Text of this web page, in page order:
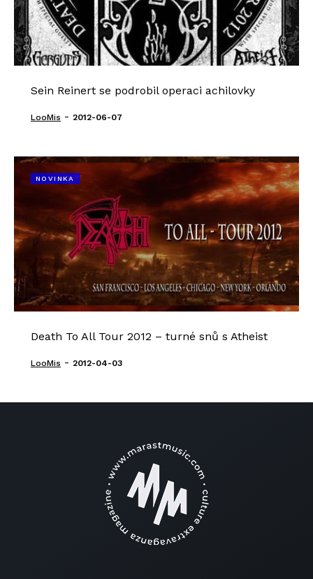
Sein Reinert se podrobil operaci achilovky
LooMis - 2012-06-07
NOVINKA
Death To All Tour 2012 – turné snů s Atheist
LooMis - 2012-04-03